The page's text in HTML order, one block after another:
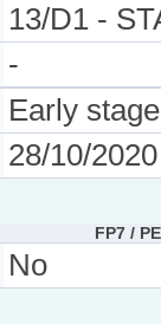
13/D1 -
-
Early
28/10/2020
FP7 /
No